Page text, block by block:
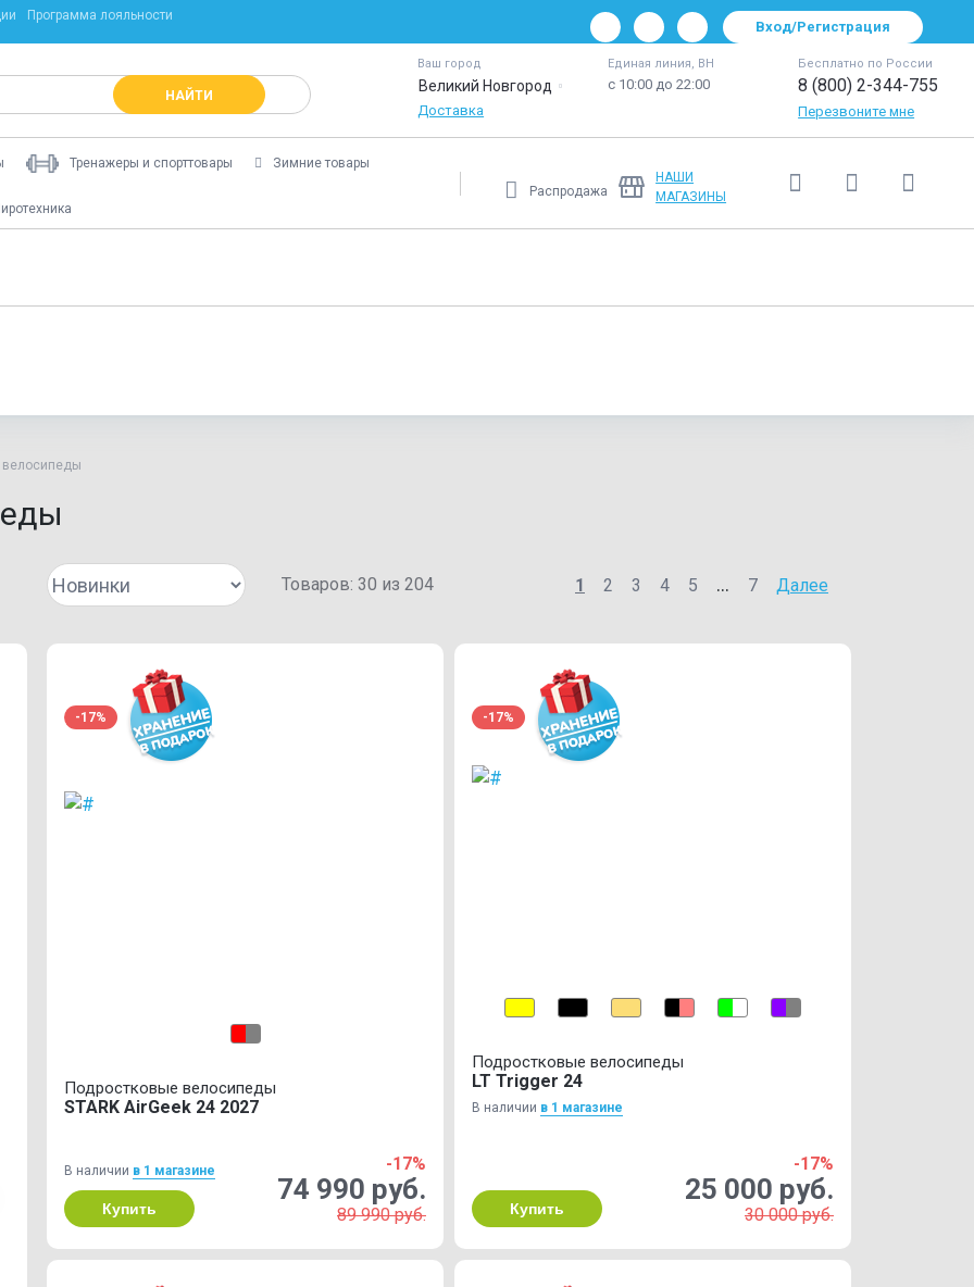
Программа лояльности
Вход/Регистрация
НАЙТИ
Ваш город
Великий Новгород
Доставка
Единая линия, ВН
с 10:00 до 22:00
Бесплатно по России
8 (800) 2-344-755
Перезвоните мне
Тренажеры и спорттовары Зимние товары
Распродажа
НАШИ
МАГАЗИНЫ
велосипеды
Товаров: 30 из 204 1 2 3 4 5 ... 7 Далее
-17%
Подростковые велосипеды
STARK AirGeek 24 2027
В наличии в 1 магазинe
Купить
-17%
74 990 руб.
89 990 руб.
-17%
Подростковые велосипеды
LT Trigger 24
В наличии в 1 магазинe
Купить
-17%
25 000 руб.
30 000 руб.